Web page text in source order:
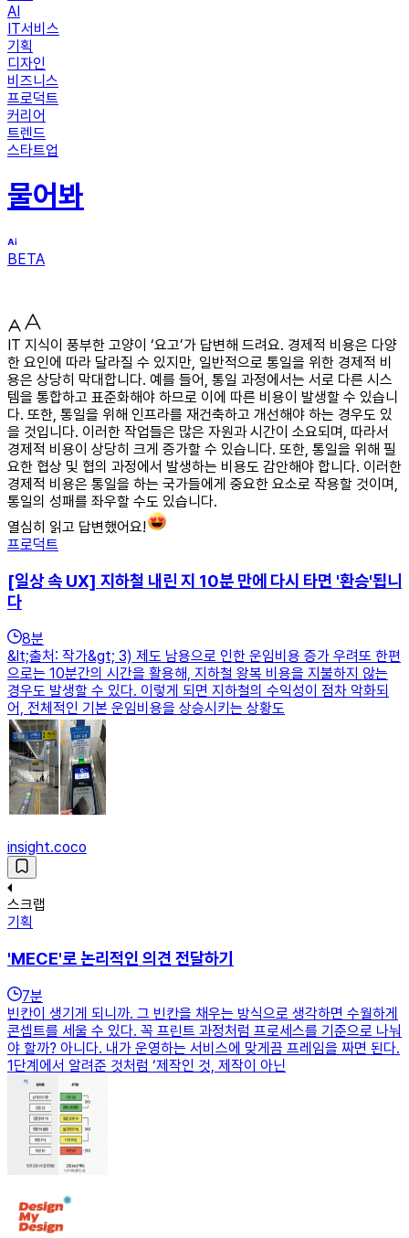
AI
IT서비스
기획
디자인
비즈니스
프로덕트
커리어
트렌드
스타트업
물어봐
BETA
IT 지식이 풍부한 고양이 ‘요고’가 답변해 드려요. 경제적 비용은 다양
한 요인에 따라 달라질 수 있지만, 일반적으로 통일을 위한 경제적 비
용은 상당히 막대합니다. 예를 들어, 통일 과정에서는 서로 다른 시스
템을 통합하고 표준화해야 하므로 이에 따른 비용이 발생할 수 있습니
다. 또한, 통일을 위해 인프라를 재건축하고 개선해야 하는 경우도 있
을 것입니다. 이러한 작업들은 많은 자원과 시간이 소요되며, 따라서
경제적 비용이 상당히 크게 증가할 수 있습니다. 또한, 통일을 위해 필
요한 협상 및 협의 과정에서 발생하는 비용도 감안해야 합니다. 이러한
경제적 비용은 통일을 하는 국가들에게 중요한 요소로 작용할 것이며,
통일의 성패를 좌우할 수도 있습니다.
열심히 읽고 답변했어요!
프로덕트
[일상 속 UX] 지하철 내린 지 10분 만에 다시 타면 '환승'됩니
다
8분
&lt;출처: 작가&gt; 3) 제도 남용으로 인한 운임비용 증가 우려또 한편
으로는 10분간의 시간을 활용해, 지하철 왕복 비용을 지불하지 않는
경우도 발생할 수 있다. 이렇게 되면 지하철의 수익성이 점차 악화되
어, 전체적인 기본 운임비용을 상승시키는 상황도
insight.coco
스크랩
기획
'MECE'로 논리적인 의견 전달하기
7분
빈칸이 생기게 되니까. 그 빈칸을 채우는 방식으로 생각하면 수월하게
콘셉트를 세울 수 있다. 꼭 프린트 과정처럼 프로세스를 기준으로 나눠
야 할까? 아니다. 내가 운영하는 서비스에 맞게끔 프레임을 짜면 된다.
1단계에서 알려준 것처럼 ‘제작인 것, 제작이 아닌